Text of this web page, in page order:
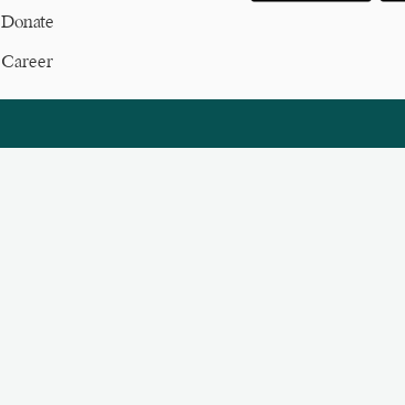
Donate
Career